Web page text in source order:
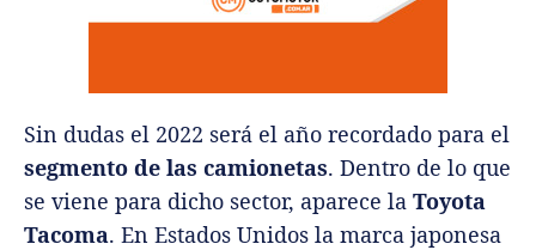
Sin dudas el 2022 será el año recordado para el
segmento de las camionetas. Dentro de lo que
se viene para dicho sector, aparece la Toyota
Tacoma. En Estados Unidos la marca japonesa